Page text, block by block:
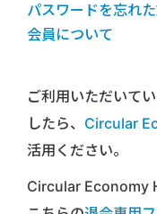
パスワードを忘れ
会員について
ご利用いただいて
したら、 Circular
活用ください。
Circular Economy